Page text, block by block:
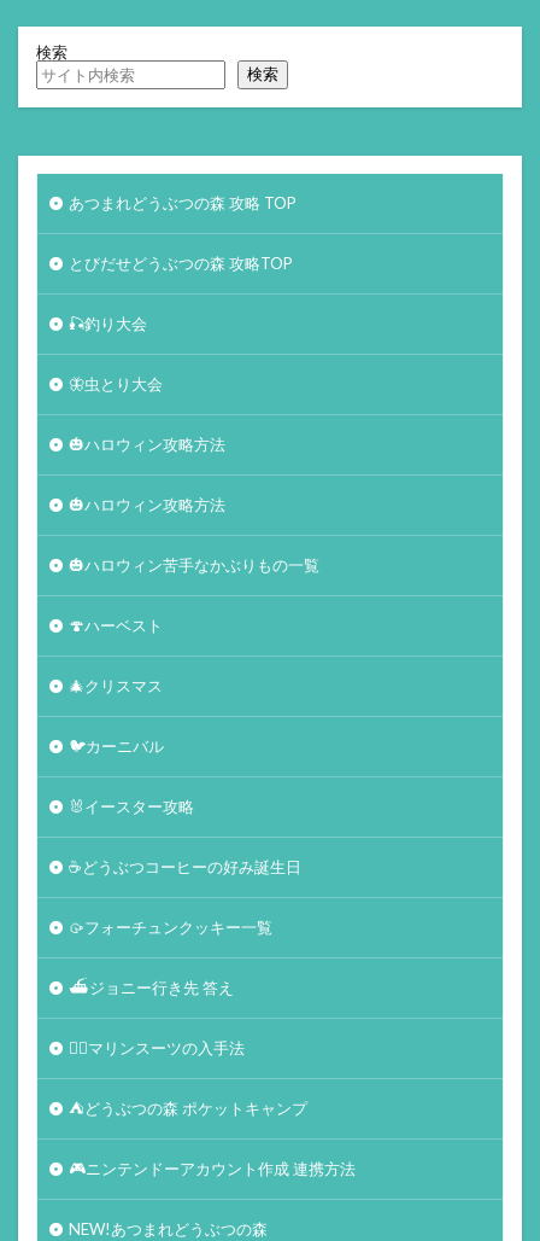
検索
検索
あつまれどうぶつの森 攻略 TOP
とびだせどうぶつの森 攻略TOP
🎣釣り大会
🦋虫とり大会
🎃ハロウィン攻略方法
🎃ハロウィン攻略方法
🎃ハロウィン苦手なかぶりもの一覧
🍄ハーベスト
🎄クリスマス
🐦カーニバル
🐰イースター攻略
☕️どうぶつコーヒーの好み誕生日
🥠フォーチュンクッキー一覧
⛴ジョニー行き先 答え
🏄‍♀️マリンスーツの入手法
⛺どうぶつの森 ポケットキャンプ
🎮ニンテンドーアカウント作成 連携方法
NEW!あつまれどうぶつの森